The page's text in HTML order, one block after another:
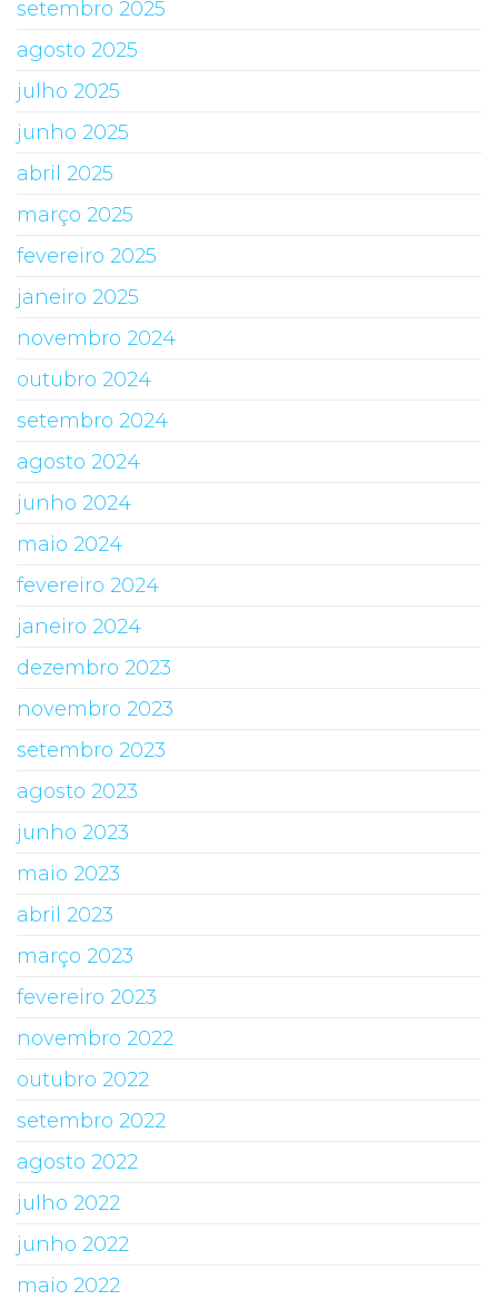
setembro 2025
agosto 2025
julho 2025
junho 2025
abril 2025
março 2025
fevereiro 2025
janeiro 2025
novembro 2024
outubro 2024
setembro 2024
agosto 2024
junho 2024
maio 2024
fevereiro 2024
janeiro 2024
dezembro 2023
novembro 2023
setembro 2023
agosto 2023
junho 2023
maio 2023
abril 2023
março 2023
fevereiro 2023
novembro 2022
outubro 2022
setembro 2022
agosto 2022
julho 2022
junho 2022
maio 2022